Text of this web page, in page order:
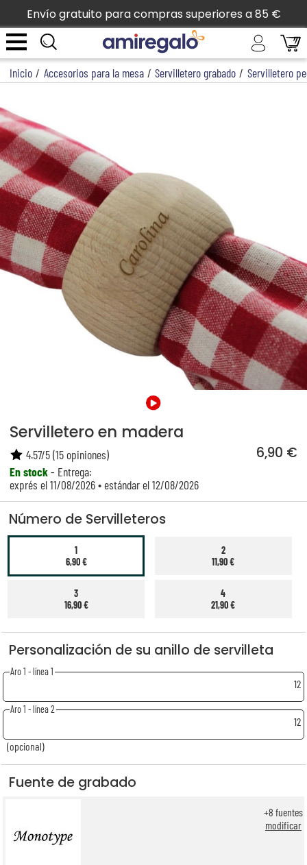
Envío gratuito para compras superiores a 85 €
Inicio / Accesorios para la mesa / Servilletero grabado / Servilletero
Servilletero en madera
6,90 €
En stock- Entrega:
exprés el 11/08/2026 • estándar el 12/08/2026
4.57/5(15opiniones)
Número de Servilleteros
1
6,90 €
2
11,90 €
3
16,90 €
4
21,90 €
Personalización de su anillo de servilleta
Aro 1 - línea 1
12
Aro 1 - línea 2
12
(opcional)
Fuente de grabado
+8 fuentes
modificar